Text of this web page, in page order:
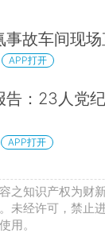
事故车间现
APP打开
告：23人党
APP打开
之知识产权为财
未经许可，禁止
用。